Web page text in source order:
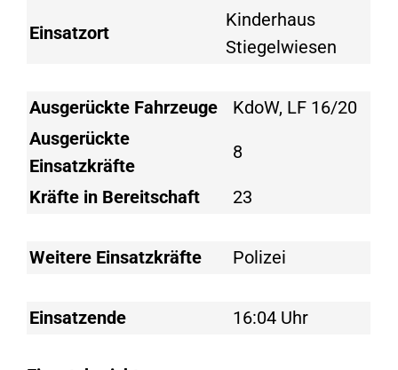
Einsatzort
Kinderhaus
Stiegelwiesen
Ausgerückte Fahrzeuge
KdoW, LF 16/20
Ausgerückte
Einsatzkräfte
8
Kräfte in Bereitschaft 23
Weitere Einsatzkräfte Polizei
Einsatzende 16:04 Uhr